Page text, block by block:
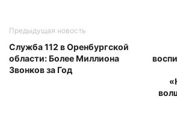
Предыдущая новость
Служба 112 в Оренбургской
области: Более Миллиона
Звонков за Год